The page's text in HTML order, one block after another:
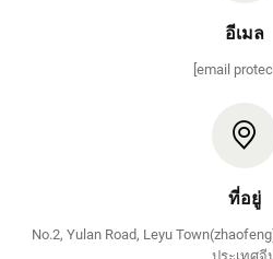
อีเมล
[email
ที่อยู่
No.2, Yulan Road, Leyu